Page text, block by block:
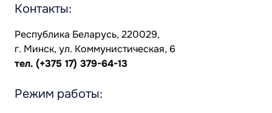
Контакты:
Республика Беларусь, 220029,
г. Минск, ул. Коммунистическая, 6
тел. (+375 17) 379-64-13
Режим работы: